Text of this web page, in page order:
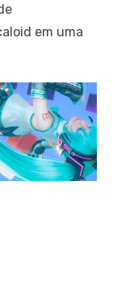
em uma